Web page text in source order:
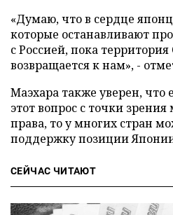
«Думаю, что в сердце
которые останавливают
с Россией, пока
возвращается к нам», -
Маэхара также уверен, что
этот вопрос с точки
права, то у многих стран
поддержку позиции
СЕЙЧАС ЧИТАЮТ